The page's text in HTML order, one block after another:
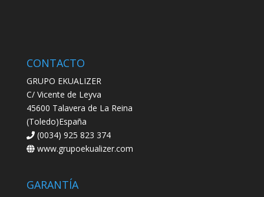
CONTACTO
GRUPO EKUALIZER
C/ Vicente de Leyva
45600 Talavera de La Reina
(Toledo)España
(0034) 925 823 374
www.grupoekualizer.com
GARANTÍA